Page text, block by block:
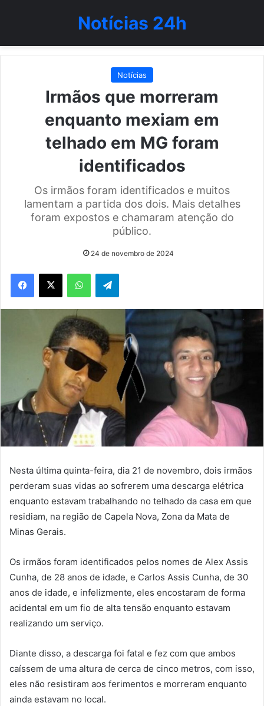
Notícias 24h
Notícias
Irmãos que morreram
enquanto mexiam em
telhado em MG foram
identificados
Os irmãos foram identificados e muitos
lamentam a partida dos dois. Mais detalhes
foram expostos e chamaram atenção do
público.
24 de novembro de 2024
WhatsAppTelegram
Nesta última quinta-feira, dia 21 de novembro, dois irmãos
perderam suas vidas ao sofrerem uma descarga elétrica
enquanto estavam trabalhando no telhado da casa em que
residiam, na região de Capela Nova, Zona da Mata de
Minas Gerais.
Os irmãos foram identificados pelos nomes de Alex Assis
Cunha, de 28 anos de idade, e Carlos Assis Cunha, de 30
anos de idade, e infelizmente, eles encostaram de forma
acidental em um fio de alta tensão enquanto estavam
realizando um serviço.
Diante disso, a descarga foi fatal e fez com que ambos
caíssem de uma altura de cerca de cinco metros, com isso,
eles não resistiram aos ferimentos e morreram enquanto
ainda estavam no local.